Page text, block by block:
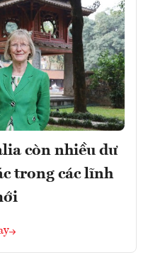
còn nhiều dư
trong các lĩnh